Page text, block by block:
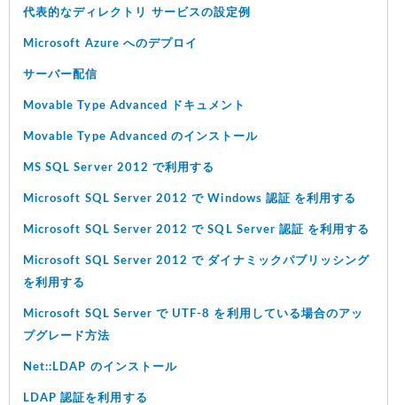
代表的なディレクトリ サービスの設定例
Microsoft Azure へのデプロイ
サーバー配信
Movable Type Advanced ドキュメント
Movable Type Advanced のインストール
MS SQL Server 2012 で利用する
Microsoft SQL Server 2012 で Windows 認証 を利用する
Microsoft SQL Server 2012 で SQL Server 認証 を利用する
Microsoft SQL Server 2012 で ダイナミックパブリッシング
を利用する
Microsoft SQL Server で UTF-8 を利用している場合のアッ
プグレード方法
Net::LDAP のインストール
LDAP 認証を利用する